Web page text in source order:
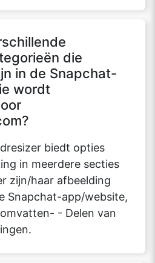
die
in de Snapchat-
wordt
biedt opties
in meerdere secties
zijn/haar afbeelding
Snapchat-app/website,
- Delen van